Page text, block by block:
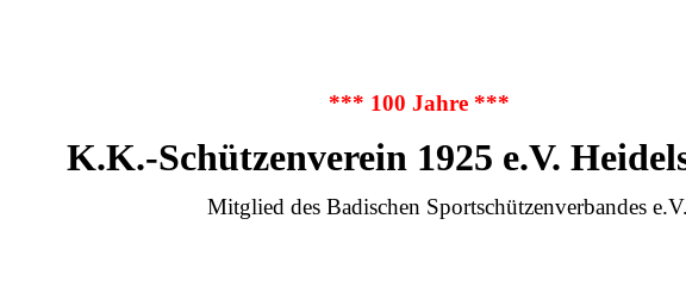
*** 100 Jahre ***
K.K.-Schützenverein 1925 e.V.
Mitglied des Badischen Sportschützenverbandes e.V.